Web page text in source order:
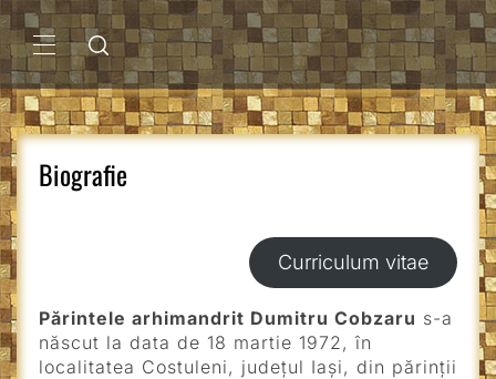
Sari
la
conținutMENIU
PRINCIPAL
Biografie
Curriculum vitae
Părintele arhimandrit Dumitru Cobzaru s-a
născut la data de 18 martie 1972, în
localitatea Costuleni, judeţul Iaşi, din părinţii